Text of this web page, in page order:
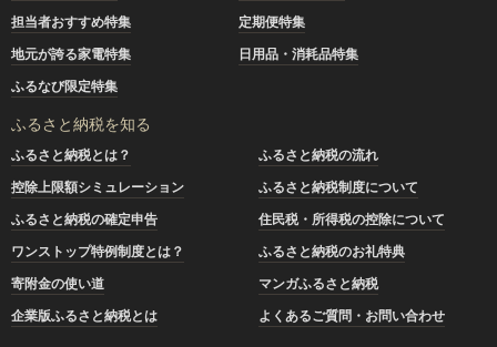
担当者おすすめ特集
定期便特集
地元が誇る家電特集
日用品・消耗品特集
ふるなび限定特集
ふるさと納税を知る
ふるさと納税とは？
ふるさと納税の流れ
控除上限額シミュレーション
ふるさと納税制度について
ふるさと納税の確定申告
住民税・所得税の控除について
ワンストップ特例制度とは？
ふるさと納税のお礼特典
寄附金の使い道
マンガふるさと納税
企業版ふるさと納税とは
よくあるご質問・お問い合わせ